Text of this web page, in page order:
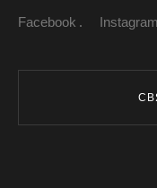
Facebook Instagram